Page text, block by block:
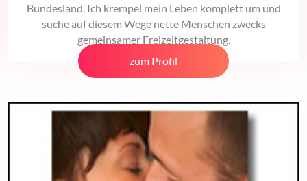
Bundesland. Ich krempel mein Leben komplett um und
suche auf diesem Wege nette Menschen zwecks
gemeinsamer Freizeitgestaltung.
zum Profil